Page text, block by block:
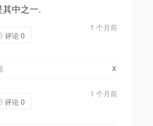
中之一.
1 个月前
评论 0
x
1 个月前
评论 0